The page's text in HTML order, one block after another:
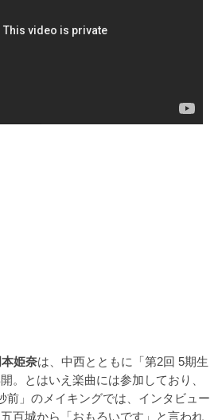
本姫奈は、中西とともに「第2回 5期生
。とはいえ楽曲には参加しており、
前」のメイキングでは、インタビュー
百城から「おもろいです」と言われ